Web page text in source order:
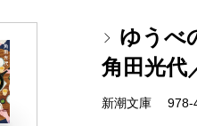
ゆうべ
角田光代
新潮文庫